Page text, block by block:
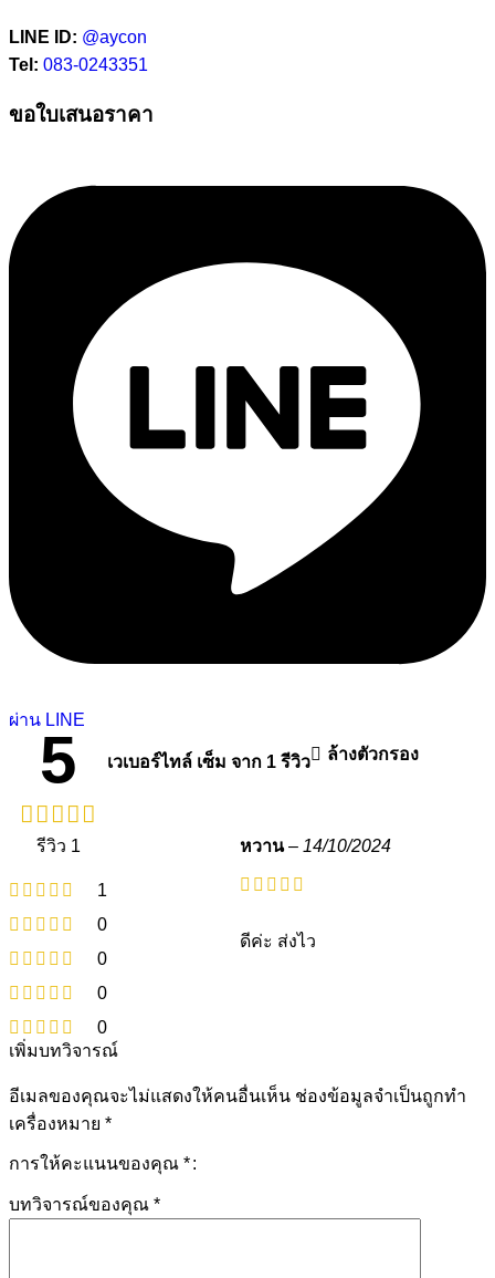
LINE ID: @aycon
Tel: 083-0243351
ขอใบเสนอราคา
ผ่าน LINE
5
รีวิว 1
1
0
0
0
0
เวเบอร์ไทล์ เซ็ม จาก 1 รีวิว ล้างตัวกรอง
หวาน– 14/10/2024
ดีค่ะ ส่งไว
เพิ่มบทวิจารณ์
อีเมลของคุณจะไม่แสดงให้คนอื่นเห็น ช่องข้อมูลจำเป็นถูกทำ
เครื่องหมาย *
การให้คะแนนของคุณ *
บทวิจารณ์ของคุณ *